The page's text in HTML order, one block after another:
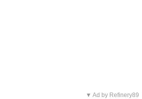
▼ Ad by Refinery89